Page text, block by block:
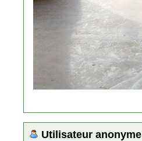
Utilisateur anonyme